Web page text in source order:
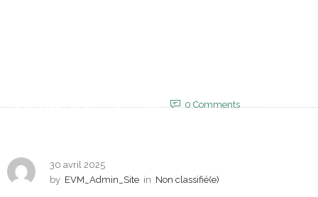
0 Comments
30 avril 2025
by EVM_Admin_Site in Non classifié(e)